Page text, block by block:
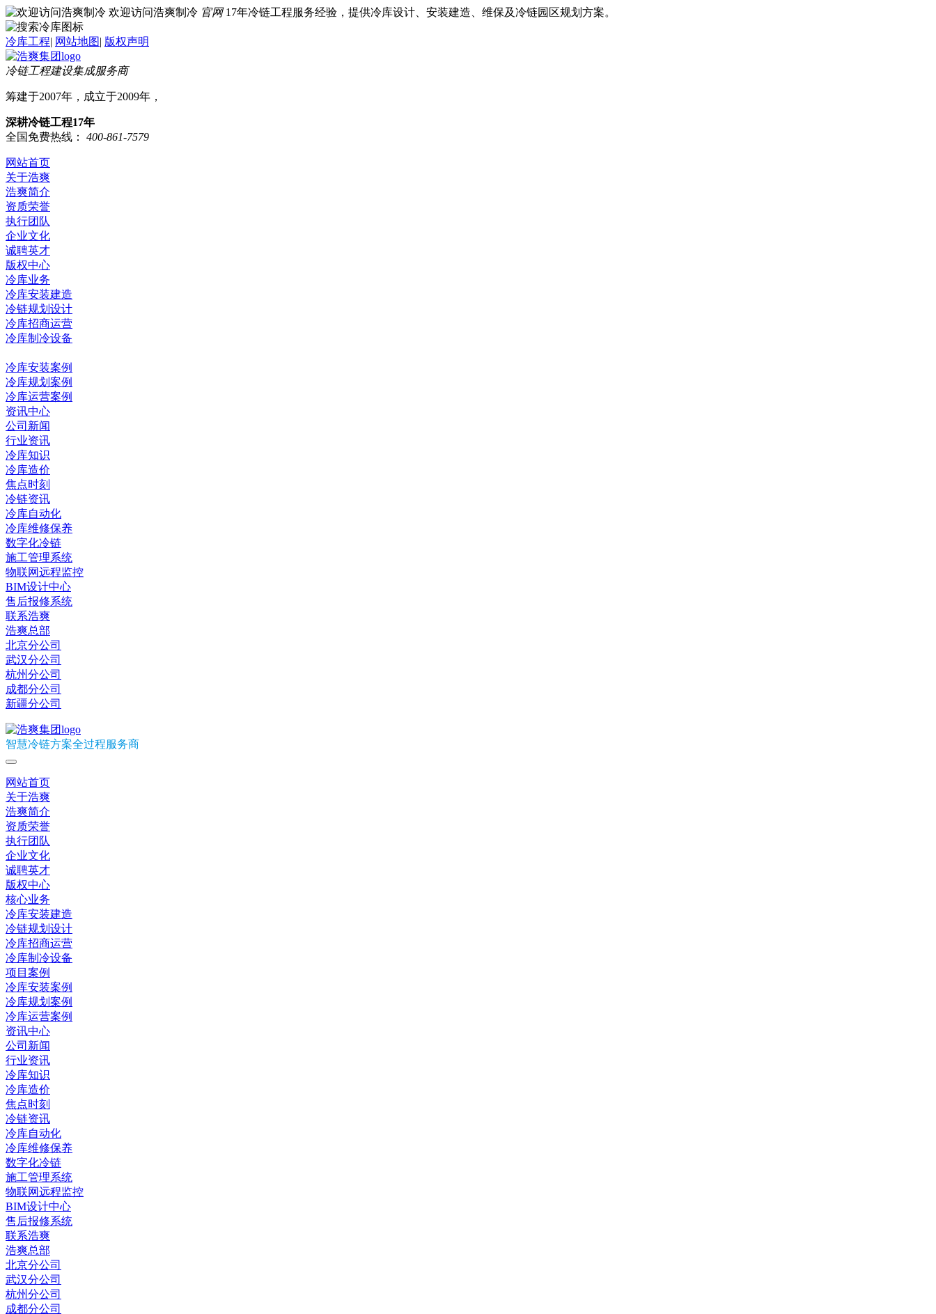
欢迎访问浩爽制冷 官网 17年冷链工程服务经验，提供冷库设计、安装建造、维保及冷链园区规划方案。
冷库工程| 网站地图| 版权声明
冷链工程建设集成服务商
筹建于2007年，成立于2009年，
深耕冷链工程17年
全国免费热线：
400-861-7579
网站首页
关于浩爽
浩爽简介
资质荣誉
执行团队
企业文化
诚聘英才
版权中心
冷库业务
冷库安装建造
冷链规划设计
冷库招商运营
冷库制冷设备
冷库安装案例
冷库规划案例
冷库运营案例
资讯中心
公司新闻
行业资讯
冷库知识
冷库造价
焦点时刻
冷链资讯
冷库自动化
冷库维修保养
数字化冷链
施工管理系统
物联网远程监控
BIM设计中心
售后报修系统
联系浩爽
浩爽总部
北京分公司
武汉分公司
杭州分公司
成都分公司
新疆分公司
智慧冷链方案全过程服务商
网站首页
关于浩爽
浩爽简介
资质荣誉
执行团队
企业文化
诚聘英才
版权中心
核心业务
冷库安装建造
冷链规划设计
冷库招商运营
冷库制冷设备
项目案例
冷库安装案例
冷库规划案例
冷库运营案例
资讯中心
公司新闻
行业资讯
冷库知识
冷库造价
焦点时刻
冷链资讯
冷库自动化
冷库维修保养
数字化冷链
施工管理系统
物联网远程监控
BIM设计中心
售后报修系统
联系浩爽
浩爽总部
北京分公司
武汉分公司
杭州分公司
成都分公司